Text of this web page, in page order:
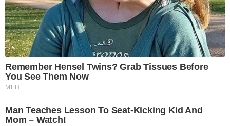
Remember Hensel Twins? Grab Tissues Before
You See Them Now
MFH
Man Teaches Lesson To Seat-Kicking Kid And
Mom – Watch!